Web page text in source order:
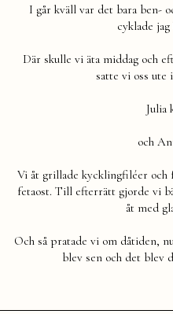
I går kväll var det bara ben-
cyklade
Där skulle vi äta middag och
satte vi oss ute
Julia
och
Vi åt grillade kycklingfiléer och
fetaost. Till efterrätt gjorde vi
åt med
Och så pratade vi om dåtiden,
blev sen och det blev